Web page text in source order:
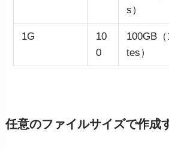
s）
1G
10
0
100GB
tes）
任意のファイルサイズで作成